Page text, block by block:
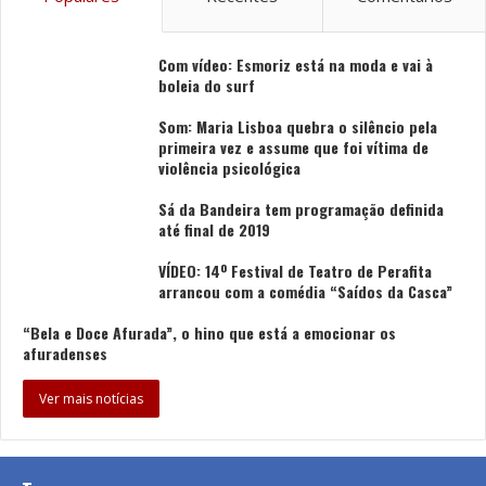
Música Barroca em Recolhimento: concerto
comentado do Órgão Ibérico com os organistas Ivo
Exibindo a data de 1743 na sua fachada barroca, o
Manuel Bento Gomes Ferreira, natural de Valladolid,
da Capela da Universidade de Coimbra. Ao que se sabe,
sido implantado no Coro alto em 1743, na zona
localizada entre o coro das freiras e a igreja do
mosteiro, o que tem feito dele, ao longo dos anos, um
instrumento não só para a liturgia, como também para a
Com vídeo: Esmoriz está na moda e vai à
boleia do surf
Som: Maria Lisboa quebra o silêncio pela
primeira vez e assume que foi vítima de
violência psicológica
Sá da Bandeira tem programação definida
até final de 2019
VÍDEO: 14º Festival de Teatro de Perafita
arrancou com a comédia “Saídos da Casca”
“Bela e Doce Afurada”, o hino que está a emocionar os
afuradenses
Ver mais notícias